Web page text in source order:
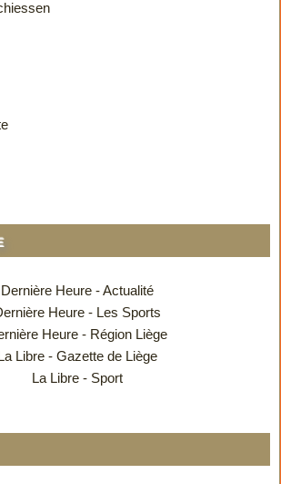
Dernière Heure - Actualité
Heure - Les Sports
Heure - Région Liège
Libre - Gazette de Liège
La Libre - Sport